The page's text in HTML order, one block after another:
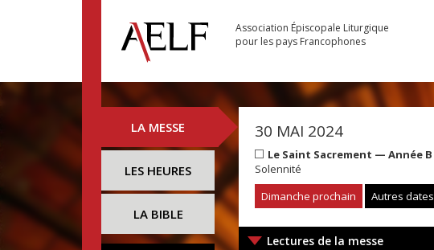
Association Épiscopale Liturgique
pour les pays Francophones
LA MESSE
LES HEURES
LA BIBLE
30 MAI 2024
Le Saint Sacrement — Année B
Solennité
Dimanche prochain
Autres dates
Lectures de la messe